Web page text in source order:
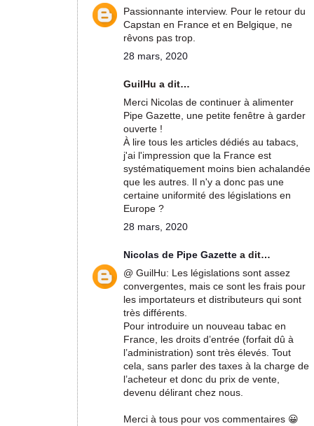
Passionnante interview. Pour le retour du
Capstan en France et en Belgique, ne
rêvons pas trop.
28 mars, 2020
GuilHu a dit…
Merci Nicolas de continuer à alimenter
Pipe Gazette, une petite fenêtre à garder
ouverte !
À lire tous les articles dédiés au tabacs,
j'ai l'impression que la France est
systématiquement moins bien achalandée
que les autres. Il n'y a donc pas une
certaine uniformité des législations en
Europe ?
28 mars, 2020
Nicolas de Pipe Gazette a dit…
@ GuilHu: Les législations sont assez
convergentes, mais ce sont les frais pour
les importateurs et distributeurs qui sont
très différents.
Pour introduire un nouveau tabac en
France, les droits d’entrée (forfait dû à
l’administration) sont très élevés. Tout
cela, sans parler des taxes à la charge de
l’acheteur et donc du prix de vente,
devenu délirant chez nous.
Merci à tous pour vos commentaires 😀